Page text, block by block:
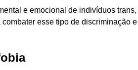
e emocional de indivíduos
esse tipo de discriminação